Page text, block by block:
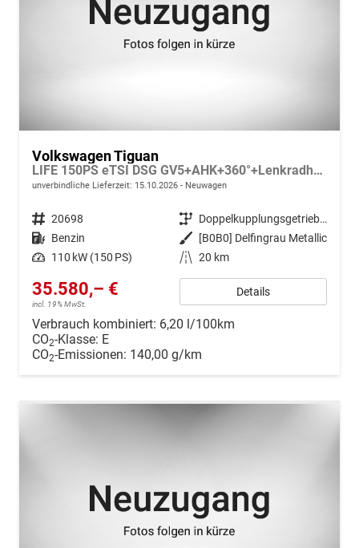
Volkswagen Tiguan
LIFE 150PS eTSI DSG GV5+AHK+360°+Lenkradheiz+IQ.Drive+ACC+App+eHeck+LED
unverbindliche Lieferzeit: 15.10.2026 Neuwagen
Fahrzeugnr. 20698 Getriebe
Doppelkupplungsgetriebe (DSG)
Kraftstoff Benzin Außenfarbe
[B0B0] Delfingrau Metallic
Leistung 110 kW (150 PS) Kilometerstand 20 km
35.580,– €
incl. 19% MwSt.
Details
Verbrauch kombiniert: 6,20 l/100km
CO2-Klasse: E
CO2-Emissionen: 140,00 g/km